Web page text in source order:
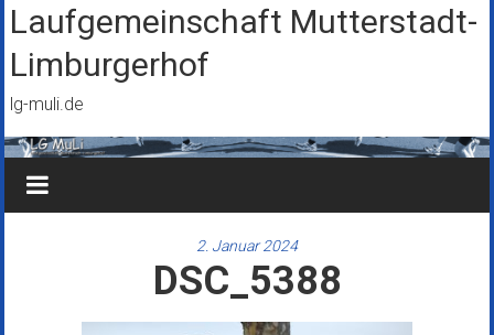
Zum
Inhalt
springen
Laufgemeinschaft Mutterstadt-
Limburgerhof
lg-muli.de
2. Januar 2024
DSC_5388